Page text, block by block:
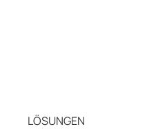
LÖSUNGEN